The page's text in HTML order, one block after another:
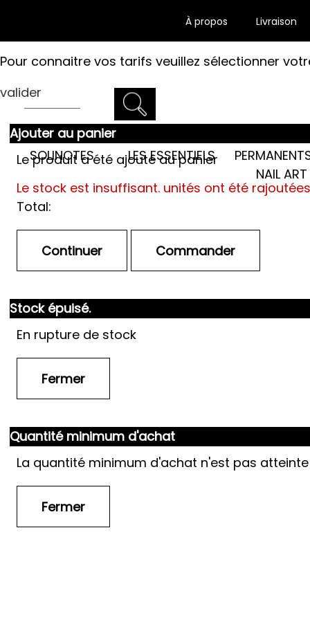
À propos Livraison
Pour connaitre vos tarifs veuillez sélectionner
valider
Ajouter au panier
Le produit a été ajouté au panier
Le stock est insuffisant. unités ont été
Total:
Stock épuisé.
En rupture de stock
Quantité minimum d'achat
La quantité minimum d'achat n'est pas atteinte
SOLINOTES LES ESSENTIELS
NAIL ART